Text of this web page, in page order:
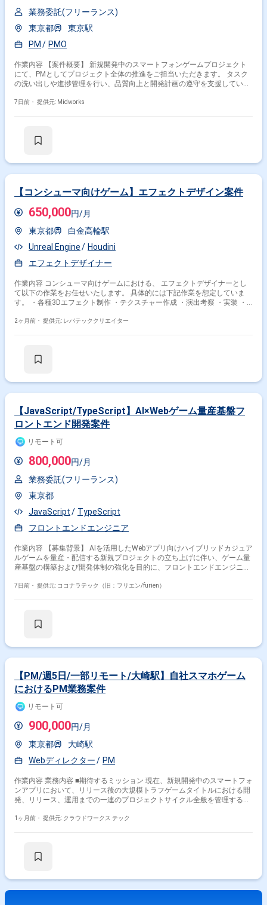
業務委託(フリーランス)
東京都
東京駅
PM
PMO
作業内容 【案件概要】 新規開発中のスマートフォンゲームプロジェクト
にて、PMとしてプロジェクト全体の推進をご担当いただきます。 タスク
の洗い出しや進捗管理を行い、品質向上と開発計画の遵守を支援していた
ロジェクト運営を推進していただくポジションです。 課題管理やリスク管
の策定、工程分解、見積もり作成 ・課題管理、リスク管理および改善施策
7日前・ 提供元: Midworks
【コンシューマ向けゲーム】エフェクトデザイン案件
650,000円/月
東京都
白金高輪駅
Unreal Engine
Houdini
エフェクトデザイナー
作業内容 コンシューマ向けゲームにおける、 エフェクトデザイナーとし
て以下の作業をお任せいたします。 具体的には下記作業を想定していま
す。 ・各種3Dエフェクト制作 ・テクスチャー作成 ・演出考察 ・実装 ・
2ヶ月前・ 提供元: レバテッククリエイター
【JavaScript/TypeScript】AI×Webゲーム量産基盤フ
ロントエンド開発案件
リモート可
800,000円/月
業務委託(フリーランス)
東京都
JavaScript
TypeScript
フロントエンドエンジニア
作業内容 【募集背景】 AIを活用したWebアプリ向けハイブリッドカジュア
ルゲームを量産・配信する新規プロジェクトの立ち上げに伴い、ゲーム量
産基盤の構築および開発体制の強化を目的に、フロントエンドエンジニア
開発基盤の構築をご担当いただきます。AIコーディングツールを前提とし
トアへ配信していただくことも可能なポジションです。 【求める人物像】
発したゲームをスピーディーにストアへリリースしユーザーへ届ける経験
を数多く積める環境です。AIを活用したゲーム量産プロジェクトの立ち上
げフェーズから参画できるため、前例のないゲーム量産基盤をゼロから設
計構築でき、大きな裁量を持って開発に取り組めます。AIコーディングツ
ール前提の開発スタイルを最前線で実践でき、今後の開発の標準形をつく
り上げていくフェーズに携わることができます。少人数体制ならではのス
ピード感があり、意思決定から実装、リリースまでを迅速に進められる環
境です。 【開発環境】 開発言語・フレームワークはJavaScript /
TypeScriptを使用いたします。開発ツールとしてAIコーディングツール
（Claude Code、Codex CLI（OpenAI））を利用いたします。
7日前・ 提供元: ココナラテック（旧：フリエン/furien）
【PM/週5日/一部リモート/大崎駅】自社スマホゲーム
におけるPM業務案件
リモート可
900,000円/月
東京都
大崎駅
Webディレクター
PM
作業内容 業務内容 ■期待するミッション 現在、新規開発中のスマートフォ
ンアプリにおいて、リリース後の大規模トラフゲームタイトルにおける開
発、リリース、運用までの一連のプロジェクトサイクル全般を管理する役
ーム開発プロジェクトの計画策定（スケジュール / 予算 / リソースの管
管理（QAチームとの連携） ・プロデューサーやステークホルダーへのレ
1ヶ月前・ 提供元: クラウドワークス テック